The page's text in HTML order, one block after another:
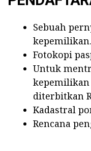
Sebuah
kepemilikan.
Fotokopi
Untuk
diterbitkan
Kadastral
Rencana